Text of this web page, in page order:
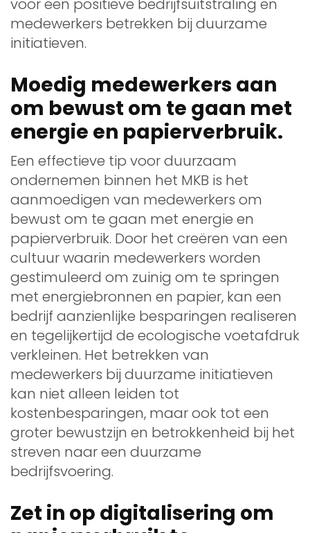
voor een positieve bedrijfsuitstraling en
medewerkers betrekken bij duurzame
initiatieven.
Moedig medewerkers aan
om bewust om te gaan met
energie en papierverbruik.
Een effectieve tip voor duurzaam
ondernemen binnen het MKB is het
aanmoedigen van medewerkers om
bewust om te gaan met energie en
papierverbruik. Door het creëren van een
cultuur waarin medewerkers worden
gestimuleerd om zuinig om te springen
met energiebronnen en papier, kan een
bedrijf aanzienlijke besparingen realiseren
en tegelijkertijd de ecologische voetafdruk
verkleinen. Het betrekken van
medewerkers bij duurzame initiatieven
kan niet alleen leiden tot
kostenbesparingen, maar ook tot een
groter bewustzijn en betrokkenheid bij het
streven naar een duurzame
bedrijfsvoering.
Zet in op digitalisering om